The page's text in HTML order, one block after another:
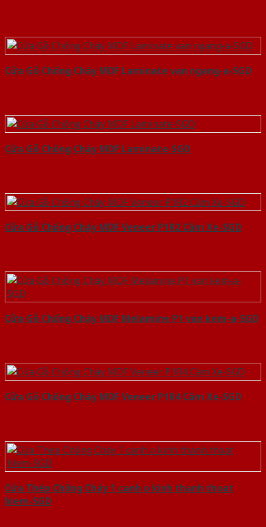
Cửa Gỗ Chống Cháy MDF Laminate van ngang-a-SGD
Cửa Gỗ Chống Cháy MDF Laminate-SGD
Cửa Gỗ Chống Cháy MDF Veneer P1R2 Căm Xe-SGD
Cửa Gỗ Chống Cháy MDF Melamine P1 van kem-a-SGD
Cửa Gỗ Chống Cháy MDF Veneer P1R4 Căm Xe-SGD
Cửa Thép Chống Cháy 1 canh o kinh thanh thoat
hiem-SGD